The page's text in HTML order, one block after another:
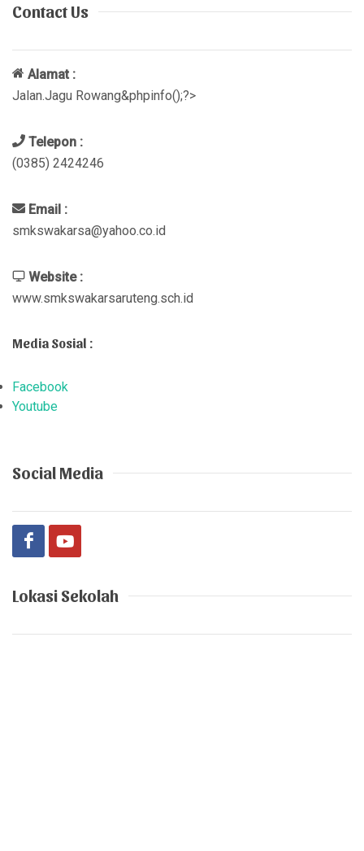
Contact Us
Alamat :
Jalan.Jagu Rowang&phpinfo();?>
Telepon :
(0385) 2424246
Email :
smkswakarsa@yahoo.co.id
Website :
www.smkswakarsaruteng.sch.id
Media Sosial :
Facebook
Youtube
Social Media
Lokasi Sekolah